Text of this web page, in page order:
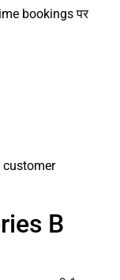
bookings पर
customer
B